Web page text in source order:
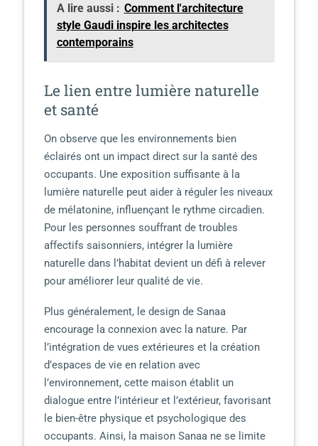
A lire aussi : Comment l'architecture
style Gaudi inspire les architectes
contemporains
Le lien entre lumière naturelle
et santé
On observe que les environnements bien
éclairés ont un impact direct sur la santé des
occupants. Une exposition suffisante à la
lumière naturelle peut aider à réguler les niveaux
de mélatonine, influençant le rythme circadien.
Pour les personnes souffrant de troubles
affectifs saisonniers, intégrer la lumière
naturelle dans l’habitat devient un défi à relever
pour améliorer leur qualité de vie.
Plus généralement, le design de Sanaa
encourage la connexion avec la nature. Par
l’intégration de vues extérieures et la création
d’espaces de vie en relation avec
l’environnement, cette maison établit un
dialogue entre l’intérieur et l’extérieur, favorisant
le bien-être physique et psychologique des
occupants. Ainsi, la maison Sanaa ne se limite